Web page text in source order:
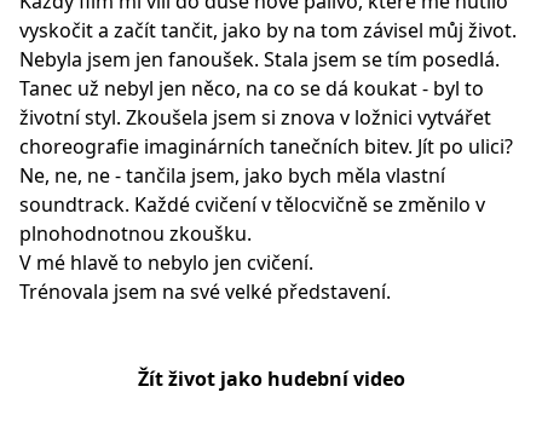
vyskočit a začít tančit, jako by na tom závisel můj život.
Nebyla jsem jen fanoušek. Stala jsem se tím posedlá.
Tanec už nebyl jen něco, na co se dá koukat - byl to
životní styl. Zkoušela jsem si znova v ložnici vytvářet
choreografie imaginárních tanečních bitev. Jít po ulici?
Ne, ne, ne - tančila jsem, jako bych měla vlastní
soundtrack. Každé cvičení v tělocvičně se změnilo v
plnohodnotnou zkoušku.
V mé hlavě to nebylo jen cvičení.
Trénovala jsem na své velké představení.
Žít život jako hudební video